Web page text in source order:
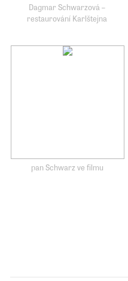
Dagmar Schwarzová –
restaurování Karlštejna
pan Schwarz ve filmu